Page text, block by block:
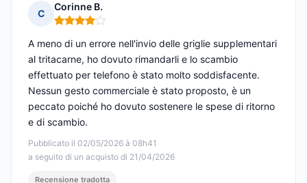
C
Corinne B.
Nota: 4 su 5
Pubblicato il 02/05/2026 à 08h41
a seguito di un acquisto di 21/04/2026
A meno di un errore nell'invio delle griglie supplementari
al tritacarne, ho dovuto rimandarli e lo scambio
effettuato per telefono è stato molto soddisfacente.
Nessun gesto commerciale è stato proposto, è un
peccato poiché ho dovuto sostenere le spese di ritorno
e di scambio.
Recensione tradotta